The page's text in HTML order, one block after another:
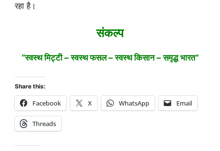
रहा है।
संकल्प
“स्वस्थ मिट्टी – स्वस्थ फसल – स्वस्थ किसान – समृद्ध भारत”
Share this:
Facebook X WhatsApp Email
Threads